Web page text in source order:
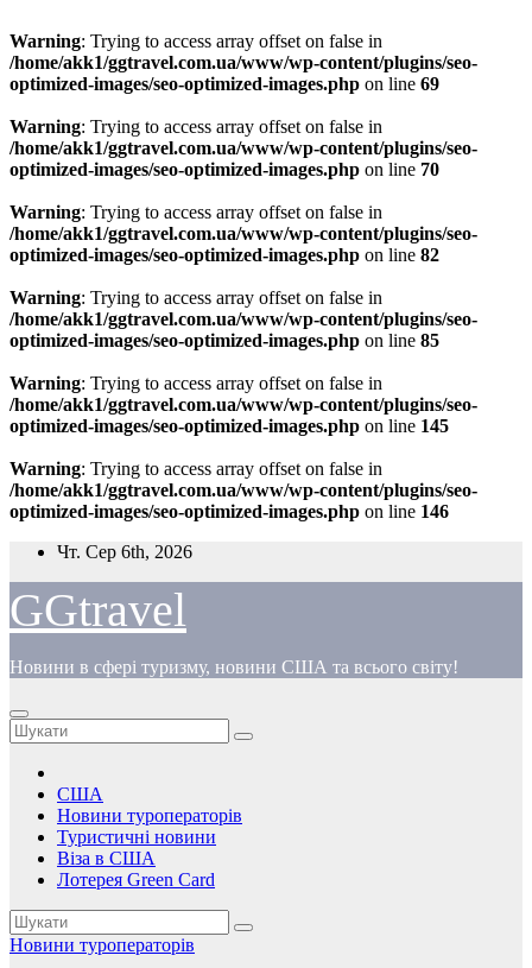
Warning: Trying to access array offset on false in
/home/akk1/ggtravel.com.ua/www/wp-content/plugins/seo-
optimized-images/seo-optimized-images.php on line 69
Warning: Trying to access array offset on false in
/home/akk1/ggtravel.com.ua/www/wp-content/plugins/seo-
optimized-images/seo-optimized-images.php on line 70
Warning: Trying to access array offset on false in
/home/akk1/ggtravel.com.ua/www/wp-content/plugins/seo-
optimized-images/seo-optimized-images.php on line 82
Warning: Trying to access array offset on false in
/home/akk1/ggtravel.com.ua/www/wp-content/plugins/seo-
optimized-images/seo-optimized-images.php on line 85
Warning: Trying to access array offset on false in
/home/akk1/ggtravel.com.ua/www/wp-content/plugins/seo-
optimized-images/seo-optimized-images.php on line 145
Warning: Trying to access array offset on false in
/home/akk1/ggtravel.com.ua/www/wp-content/plugins/seo-
optimized-images/seo-optimized-images.php on line 146
Перейти
вмісту
Чт. Сер 6th, 2026
GGtravel
Новини в сфері туризму, новини США та всього світу!
США
Новини туроператорів
Туристичні новини
Віза в США
Лотерея Green Card
Новини туроператорів